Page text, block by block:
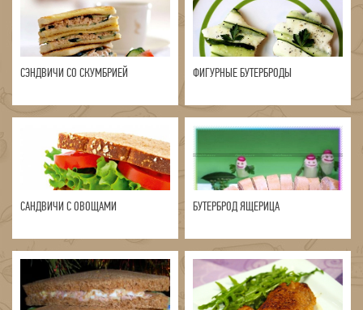
СЭНДВИЧИ СО СКУМБРИЕЙ ФИГУРНЫЕ БУТЕРБРОДЫ
САНДВИЧИ С ОВОЩАМИ БУТЕРБРОД ЯЩЕРИЦА